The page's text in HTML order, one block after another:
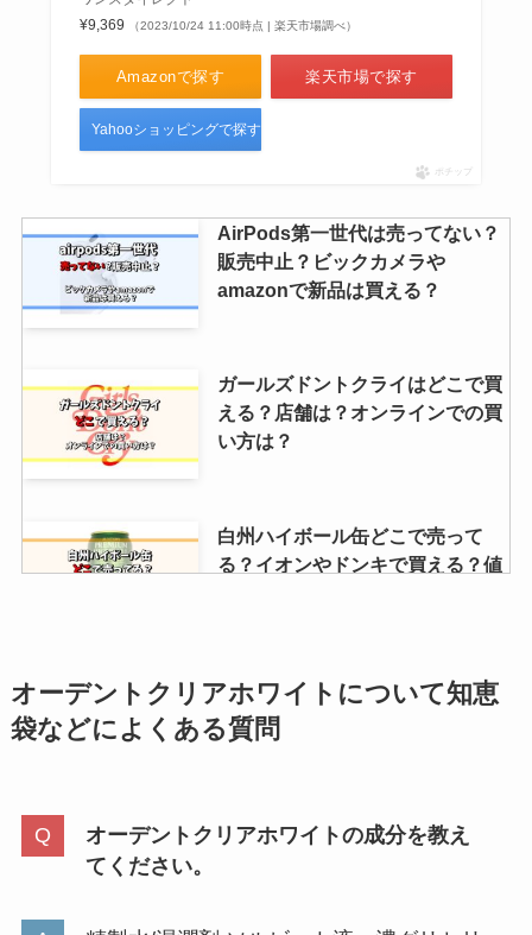
¥9,369
（2023/10/24 11:00時点 | 楽天市場調べ）
Amazonで探す 楽天市場で探す
Yahooショッピングで探す
ポチップ
AirPods第一世代は売ってない？
販売中止？ビックカメラや
amazonで新品は買える？
ガールズドントクライはどこで買
える？店舗は？オンラインでの買
い方は？
白州ハイボール缶どこで売って
る？イオンやドンキで買える？値
モールドゼロはどこで売ってる？
ホームセンターやアマゾンは取扱
店？最安値も調査
【oppo】reno7aが生産終了はな
オーデントクリアホワイトについて知恵
袋などによくある質問
オーデントクリアホワイトの成分を教え
てください。